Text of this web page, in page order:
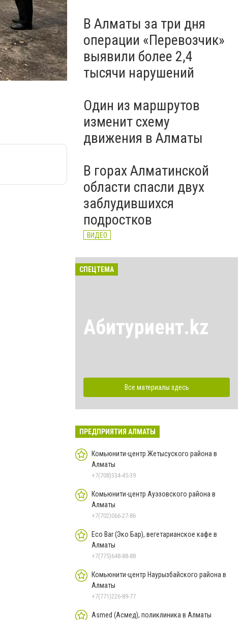
В Алматы за три дня
операции «Перевозчик»
выявили более 2,4
тысячи нарушений
Один из маршрутов
изменит схему
движения в Алматы
В горах Алматинской
области спасли двух
заблудившихся
подростков
ВИДЕО
СПЕЦТЕМА
Абитуриент.kz
Все материалы здесь
ПРЕДПРИЯТИЯ АЛМАТЫ
Комьюнити-центр Жетысуского района в
Алматы
+7(708)334-45-39
Комьюнити-центр Ауэзовского района в
Алматы
+7(702)066-27-86
Eco Bar (Эко Бар), вегетарианское кафе в
Алматы
+7(775)648-88-88
Комьюнити-центр Наурызбайского района в
Алматы
+7(771)226-89-77
Asmed (Асмед), поликлиника в Алматы